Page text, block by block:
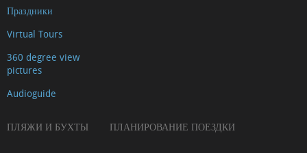
Праздники
Virtual Tours
360 degree view
pictures
Audioguide
ПЛЯЖИ И БУХТЫ ПЛАНИРОВАНИЕ ПОЕЗДКИ